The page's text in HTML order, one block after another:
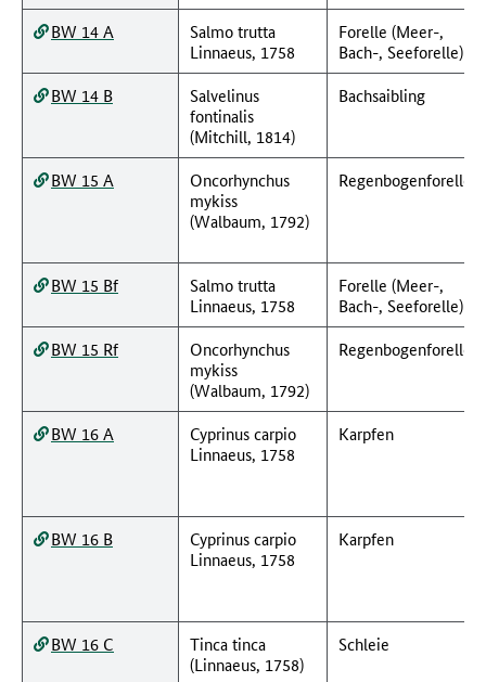
BW 14 A
Salmo trutta
Linnaeus, 1758
Forelle (Meer-,
Bach-, Seeforelle)
BW 14 B
Salvelinus
fontinalis
(Mitchill, 1814)
Bachsaibling
BW 15 A
Oncorhynchus
mykiss
(Walbaum, 1792)
Regenbogenforelle
BW 15 Bf
Salmo trutta
Linnaeus, 1758
Forelle (Meer-,
Bach-, Seeforelle)
BW 15 Rf
Oncorhynchus
mykiss
(Walbaum, 1792)
Regenbogenforelle
BW 16 A
Cyprinus carpio
Linnaeus, 1758
Karpfen
BW 16 B
Cyprinus carpio
Linnaeus, 1758
Karpfen
BW 16 C
Tinca tinca
(Linnaeus, 1758)
Schleie